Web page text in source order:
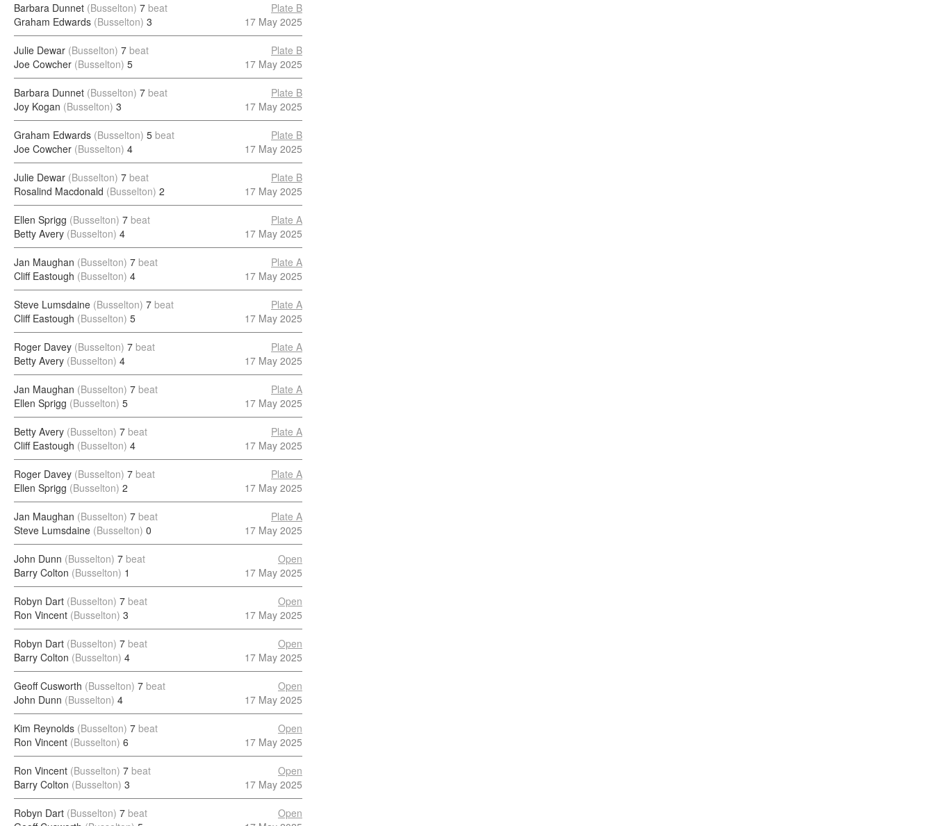
Barbara Dunnet (Busselton) 7 beat
Graham Edwards (Busselton) 3
Plate B
17 May 2025
Julie Dewar (Busselton) 7 beat
Joe Cowcher (Busselton) 5
Plate B
17 May 2025
Barbara Dunnet (Busselton) 7 beat
Joy Kogan (Busselton) 3
Plate B
17 May 2025
Graham Edwards (Busselton) 5 beat
Joe Cowcher (Busselton) 4
Plate B
17 May 2025
Julie Dewar (Busselton) 7 beat
Rosalind Macdonald (Busselton) 2
Plate B
17 May 2025
Ellen Sprigg (Busselton) 7 beat
Betty Avery (Busselton) 4
Plate A
17 May 2025
Jan Maughan (Busselton) 7 beat
Cliff Eastough (Busselton) 4
Plate A
17 May 2025
Steve Lumsdaine (Busselton) 7 beat
Cliff Eastough (Busselton) 5
Plate A
17 May 2025
Roger Davey (Busselton) 7 beat
Betty Avery (Busselton) 4
Plate A
17 May 2025
Jan Maughan (Busselton) 7 beat
Ellen Sprigg (Busselton) 5
Plate A
17 May 2025
Betty Avery (Busselton) 7 beat
Cliff Eastough (Busselton) 4
Plate A
17 May 2025
Roger Davey (Busselton) 7 beat
Ellen Sprigg (Busselton) 2
Plate A
17 May 2025
Jan Maughan (Busselton) 7 beat
Steve Lumsdaine (Busselton) 0
Plate A
17 May 2025
John Dunn (Busselton) 7 beat
Barry Colton (Busselton) 1
Open
17 May 2025
Robyn Dart (Busselton) 7 beat
Ron Vincent (Busselton) 3
Open
17 May 2025
Robyn Dart (Busselton) 7 beat
Barry Colton (Busselton) 4
Open
17 May 2025
Geoff Cusworth (Busselton) 7 beat
John Dunn (Busselton) 4
Open
17 May 2025
Kim Reynolds (Busselton) 7 beat
Ron Vincent (Busselton) 6
Open
17 May 2025
Ron Vincent (Busselton) 7 beat
Barry Colton (Busselton) 3
Open
17 May 2025
Robyn Dart (Busselton) 7 beat
Open